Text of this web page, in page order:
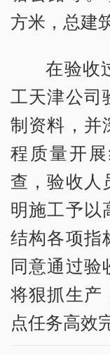
方米，总建
在验收
工天津公司
制资料，并
程质量开
查，验收人
明施工予以
结构各项指
同意通过验
将狠抓生产
点任务高效